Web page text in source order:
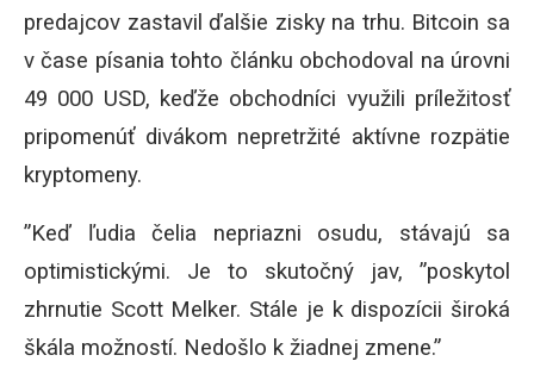
predajcov zastavil ďalšie zisky na trhu. Bitcoin sa
v čase písania tohto článku obchodoval na úrovni
49 000 USD, keďže obchodníci využili príležitosť
pripomenúť divákom nepretržité aktívne rozpätie
kryptomeny.
”Keď ľudia čelia nepriazni osudu, stávajú sa
optimistickými. Je to skutočný jav, ”poskytol
zhrnutie Scott Melker. Stále je k dispozícii široká
škála možností. Nedošlo k žiadnej zmene.”